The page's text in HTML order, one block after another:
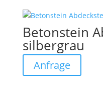
Betonstein
silbergrau
Anfrage